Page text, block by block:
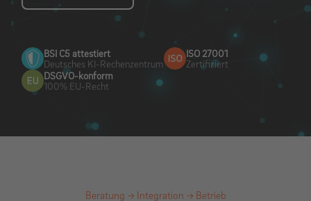
BSI C5 attestiert
Deutsches KI-Rechenzentrum
ISO 27001
Zertifiziert
DSGVO-konform
100% EU-Recht
Beratung → Integration → Betrieb